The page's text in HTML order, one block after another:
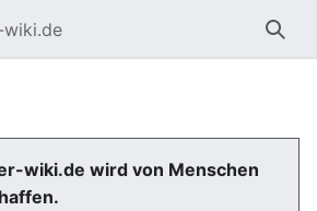
wiki.de
wiki.de wird von Menschen